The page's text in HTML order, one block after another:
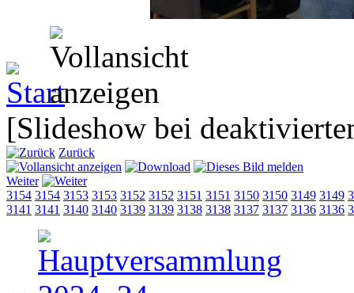
[Slideshow bei
Zurück
Weiter
3154 3154 3153 3153 3152 3152 3151 3151 3150 3150 3149 3149
3141 3141 3140 3140 3139 3139 3138 3138 3137 3137 3136 3136